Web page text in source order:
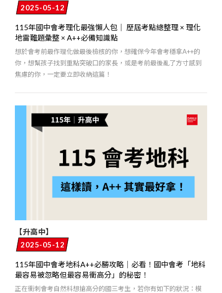
2025-05-12
115年國中會考理化最強懶人包｜ 歷屆考點總整理 × 理化
地雷難題彙整 × A++必備知識點
想於會考前最作理化做最後檢核的你，想確保今年會考穩拿A++的
你，想幫孩子找到重點突破口的家長，或是考前最後亂了方寸感到
焦慮的你，一定要立即收納這篇！
【升高中】
2025-05-12
115年國中會考地科A++必勝攻略｜必看！國中會考「地科
最容易被忽略但最容易衝高分」的秘密！
正在衝刺會考自然科想搶高分的國三考生，若你有如下的狀況：模